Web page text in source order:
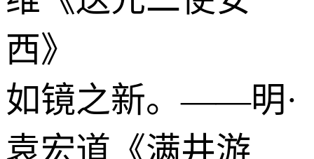
西》
如镜之新。——明·
袁宏道《满井游